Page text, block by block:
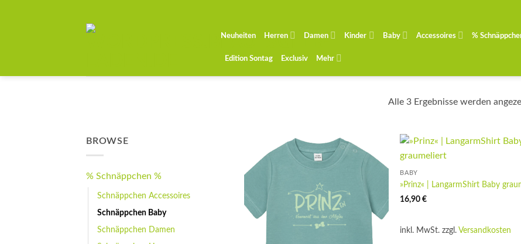
Neuheiten Herren Damen Kinder Baby Accessoires %
Edition Sontag Exclusiv Mehr
Alle 3 Ergebnisse werden
BROWSE
% Schnäppchen %
Schnäppchen Accessoires
Schnäppchen Baby
Schnäppchen Damen
BABY
»Prinz« | LangarmShirt Baby
16,90€
inkl. MwSt. zzgl.Versandkosten